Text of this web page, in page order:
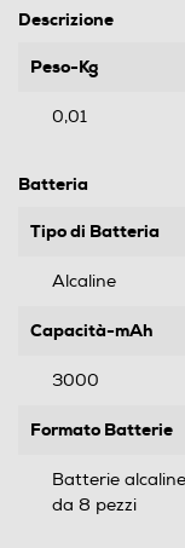
Descrizione
Peso-Kg
0,01
Batteria
Tipo di Batteria
Alcaline
Capacità-mAh
3000
Formato Batterie
Batterie
da 8 pezzi